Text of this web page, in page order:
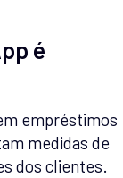
é
empréstimos
medidas de
dos clientes.